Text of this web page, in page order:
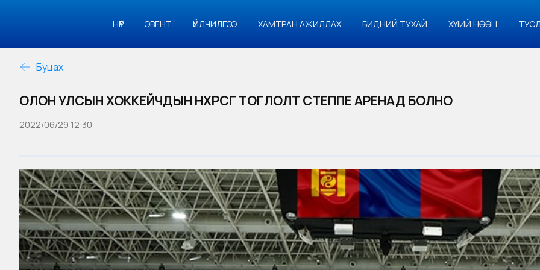
НҮҮР ЭВЕНТ ҮЙЛЧИЛГЭЭ ХАМТРАН АЖИЛЛАХ БИДНИЙ ТУХАЙ ХҮНИЙ НӨӨЦ
Буцах
ОЛОН УЛСЫН ХОККЕЙЧДЫН НӨХӨРСӨГ ТОГЛОЛТ СТЕППЕ АРЕНАД БОЛНО
2022/06/29 12:30